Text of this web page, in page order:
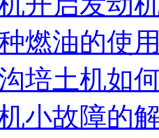
燃油的使
培土机如
小故障的